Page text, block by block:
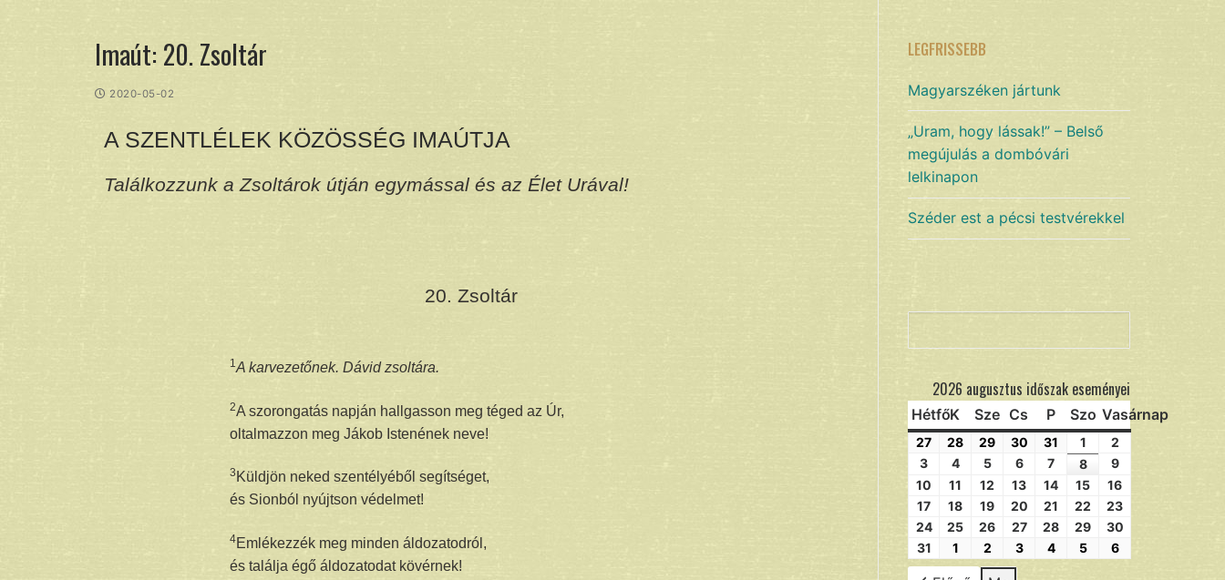
Imaút: 20. Zsoltár
2020-05-02
A SZENTLÉLEK KÖZÖSSÉG IMAÚTJA
Találkozzunk a Zsoltárok útján egymással és az Élet Urával!
20. Zsoltár
1A karvezetőnek. Dávid zsoltára.
2A szorongatás napján hallgasson meg téged az Úr,
oltalmazzon meg Jákob Istenének neve!
3Küldjön neked szentélyéből segítséget,
és Sionból nyújtson védelmet!
4Emlékezzék meg minden áldozatodról,
és találja égő áldozatodat kövérnek!
LEGFRISSEBB
Magyarszéken jártunk
„Uram, hogy lássak!” – Belső
megújulás a dombóvári
lelkinapon
Széder est a pécsi testvérekkel
2026 augusztus időszak eseményei
HétfőK Sze Cs P Szo Vasárnap
27 28 29 30 31 1
2
3
4 5 6 7 8
9
10
11 12 13 14 15
16
17
18 19 20 21 22
23
24
25 26 27 28 29
30
31
1 2 3 4 5 6